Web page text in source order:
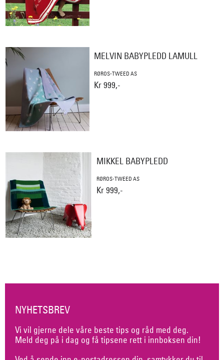
MELVIN BABYPLEDD LAMULL
RØROS-TWEED AS
Kr 999,-
MIKKEL BABYPLEDD
RØROS-TWEED AS
Kr 999,-
NYHETSBREV
Vi vil gjerne dele våre beste tips og råd med deg.
Meld deg på i dag og få tipsene rett i innboksen din!